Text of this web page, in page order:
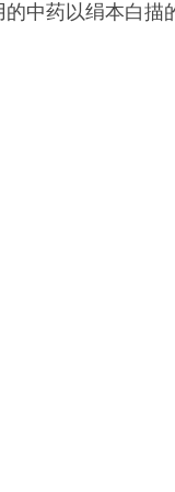
中药以绢本白描